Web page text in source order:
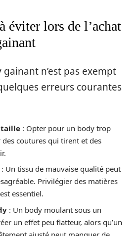
éviter lors de l’achat
gainant n’est pas exempt
erreurs courantes
taille : Opter pour un body trop
coutures qui tirent et des
: Un tissu de mauvaise qualité peut
Privilégier des matières
essentiel.
: Un body moulant sous un
un effet peu flatteur, alors qu’un